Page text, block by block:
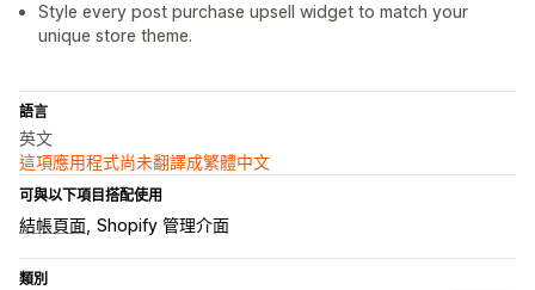
Style every post purchase upsell widget to match your
unique store theme.
語言
英文
這項應用程式尚未翻譯成繁體中文
可與以下項目搭配使用
結帳頁面 Shopify 管理介面
類別